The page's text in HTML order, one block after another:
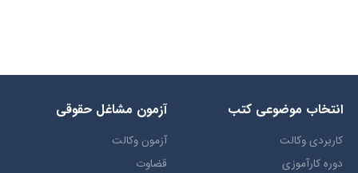
انتخاب​ موضوعي​ کتب
کاربردی وکالت
دوره کارآموزی
آزمون مشاغل حقوقی
آزمون وکالت
قضاوت